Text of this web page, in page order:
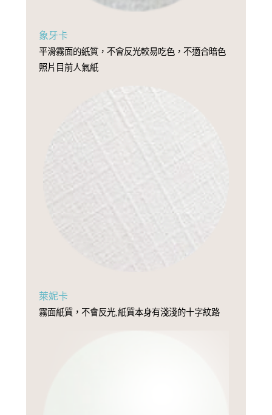
象牙卡
平滑霧面的紙質，不會反光較易吃色，不適合暗色
照片目前人氣紙
萊妮卡
霧面紙質，不會反光,紙質本身有淺淺的十字紋路